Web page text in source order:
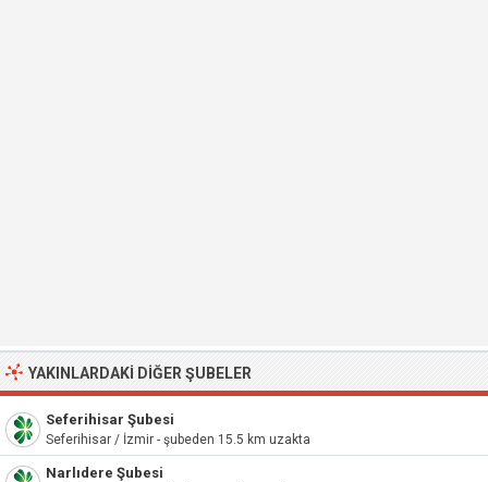
YAKINLARDAKI DIĞER ŞUBELER
Seferihisar Şubesi
Seferihisar / İzmir - şubeden 15.5 km uzakta
Narlıdere Şubesi